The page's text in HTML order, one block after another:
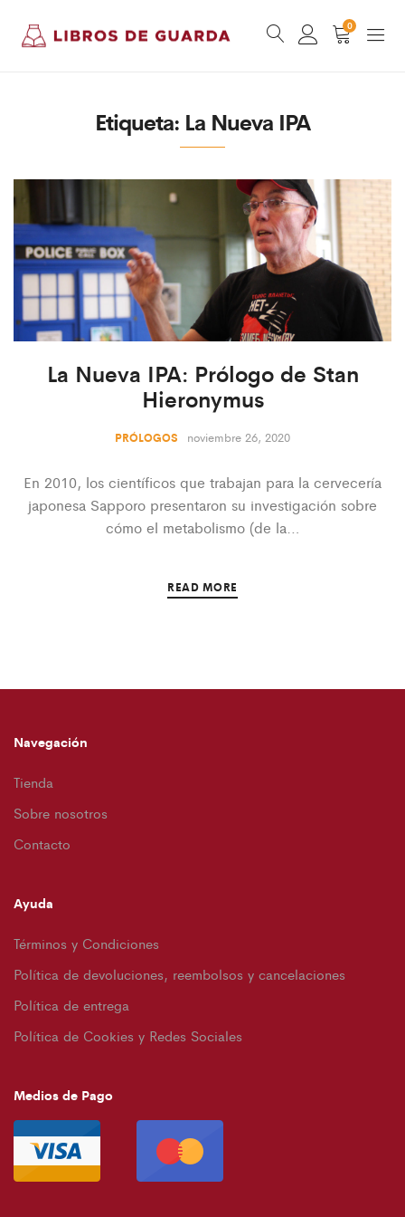
0
Etiqueta: La Nueva IPA
La Nueva IPA: Prólogo de Stan
Hieronymus
PRÓLOGOS noviembre 26, 2020
En 2010, los científicos que trabajan para la cervecería
japonesa Sapporo presentaron su investigación sobre
cómo el metabolismo (de la…
READ MORE
Navegación
Tienda
Sobre nosotros
Contacto
Ayuda
Términos y Condiciones
Política de devoluciones, reembolsos y cancelaciones
Política de entrega
Política de Cookies y Redes Sociales
Medios de Pago